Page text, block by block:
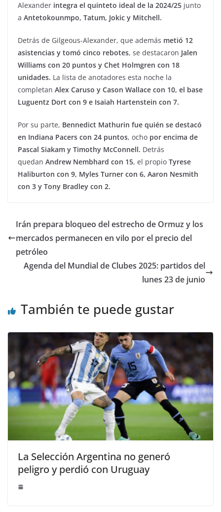
Alexander integra el quinteto ideal de la 2024/25 junto
a Antetokounmpo, Tatum, Jokic y Mitchell.
Detrás de Gilgeous-Alexander, que además metió 12
asistencias y tomó cinco rebotes, se destacaron Jalen
Williams con 20 puntos y Chet Holmgren con 18
unidades. La lista de anotadores esta noche la
completan Alex Caruso y Cason Wallace con 10, el base
Luguentz Dort con 9 e Isaiah Hartenstein con 7.
Por su parte, Bennedict Mathurin fue quién se destacó
en Indiana Pacers con 24 puntos, ocho por encima de
Pascal Siakam y Timothy McConnell. Detrás
quedan Andrew Nembhard con 15, el propio Tyrese
Haliburton con 9, Myles Turner con 6, Aaron Nesmith
con 3 y Tony Bradley con 2.
Irán prepara bloqueo del estrecho de Ormuz y los
mercados permanecen en vilo por el precio del
petróleo
Agenda del Mundial de Clubes 2025: partidos del
lunes 23 de junio
También te puede gustar
La Selección Argentina no generó
peligro y perdió con Uruguay